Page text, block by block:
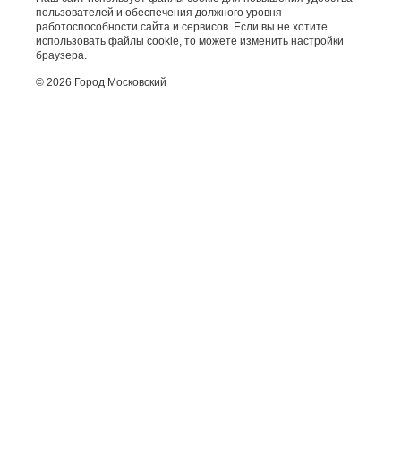
пользователей и обеспечения должного уровня
работоспособности сайта и сервисов. Если вы не хотите
использовать файлы cookie, то можете изменить настройки
браузера.
© 2026 Город Московский